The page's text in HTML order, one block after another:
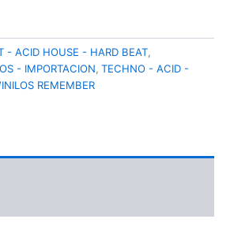
€.29,90 €.
- ACID HOUSE - HARD BEAT,
- IMPORTACION, TECHNO - ACID -
REMEMBER